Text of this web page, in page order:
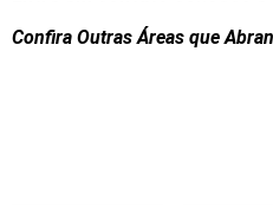
Confira Outras Áreas que